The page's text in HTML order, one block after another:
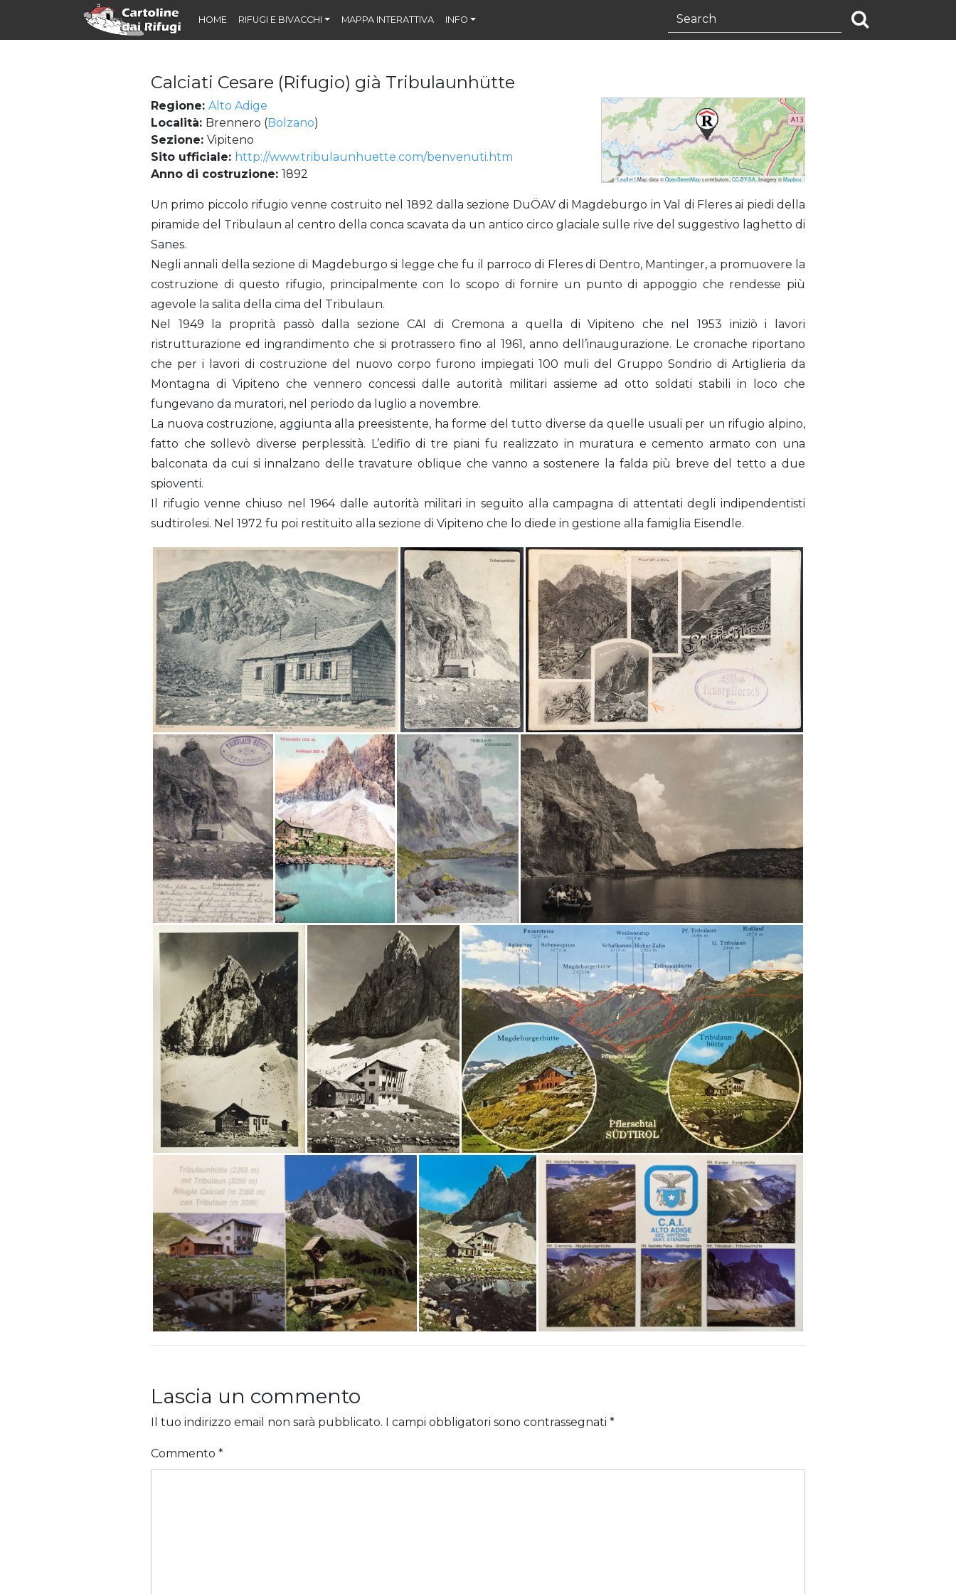
HOME RIFUGI E BIVACCHI MAPPA INTERATTIVA INFO
Calciati Cesare (Rifugio) già Tribulaunhütte
Regione: Alto Adige
Località: Brennero (Bolzano)
Sezione: Vipiteno
Sito ufficiale: http://www.tribulaunhuette.com/benvenuti.htm
Anno di costruzione: 1892 Leaflet| Map data © OpenStreetMapcontributors, CC-BY-SA, Imagery © Mapbox
Un primo piccolo rifugio venne costruito nel 1892 dalla sezione DuÖAV di Magdeburgo in Val di Fleres ai piedi della
piramide del Tribulaun al centro della conca scavata da un antico circo glaciale sulle rive del suggestivo laghetto di
Sanes.
Negli annali della sezione di Magdeburgo si legge che fu il parroco di Fleres di Dentro, Mantinger, a promuovere la
costruzione di questo rifugio, principalmente con lo scopo di fornire un punto di appoggio che rendesse più
agevole la salita della cima del Tribulaun.
Nel 1949 la proprità passò dalla sezione CAI di Cremona a quella di Vipiteno che nel 1953 iniziò i lavori
ristrutturazione ed ingrandimento che si protrassero fino al 1961, anno dell’inaugurazione. Le cronache riportano
che per i lavori di costruzione del nuovo corpo furono impiegati 100 muli del Gruppo Sondrio di Artiglieria da
Montagna di Vipiteno che vennero concessi dalle autorità militari assieme ad otto soldati stabili in loco che
fungevano da muratori, nel periodo da luglio a novembre.
La nuova costruzione, aggiunta alla preesistente, ha forme del tutto diverse da quelle usuali per un rifugio alpino,
fatto che sollevò diverse perplessità. L’edifio di tre piani fu realizzato in muratura e cemento armato con una
balconata da cui si innalzano delle travature oblique che vanno a sostenere la falda più breve del tetto a due
spioventi.
Il rifugio venne chiuso nel 1964 dalle autorità militari in seguito alla campagna di attentati degli indipendentisti
sudtirolesi. Nel 1972 fu poi restituito alla sezione di Vipiteno che lo diede in gestione alla famiglia Eisendle.
Lascia un commento
Il tuo indirizzo email non sarà pubblicato. I campi obbligatori sono contrassegnati *
Commento *